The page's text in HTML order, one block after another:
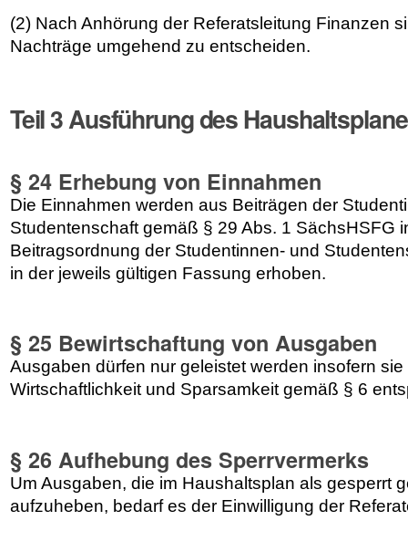
(2) Nach Anhörung der Referatsleitung Finanzen
Nachträge umgehend zu entscheiden.
Teil 3 Ausführung des
§ 24 Erhebung von Einnahmen
Die Einnahmen werden aus Beiträgen der
Studentenschaft gemäß § 29 Abs. 1 SächsHSFG
Beitragsordnung der Studentinnen- und
in der jeweils gültigen Fassung erhoben.
§ 25 Bewirtschaftung von Ausgaben
Ausgaben dürfen nur geleistet werden insofern
Wirtschaftlichkeit und Sparsamkeit gemäß § 6
§ 26 Aufhebung des Sperrvermerks
Um Ausgaben, die im Haushaltsplan als gesperrt
aufzuheben, bedarf es der Einwilligung der